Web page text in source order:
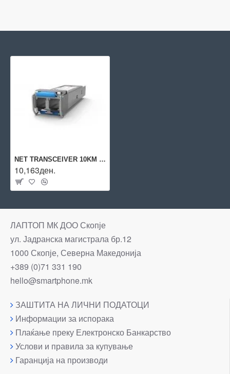
NET TRANSCEIVER 10KM 1000LX10/SFP AT-SPLX10/I ALLIED
10,163ден.
ЛАПТОП МК ДОО Скопје
ул. Јадранска магистрала бр.12
1000 Скопје, Северна Македонија
+389 (0)71 331 190
hello@smartphone.mk
ЗАШТИТА НА ЛИЧНИ ПОДАТОЦИ
Информации за испорака
Плаќање преку Електронско Банкарство
Услови и правила за купување
Гаранција на производи